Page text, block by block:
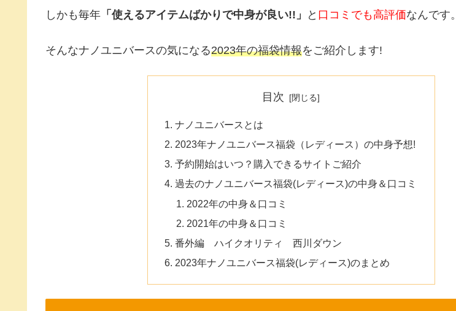
しかも毎年 「使えるアイテムばかりで中身が良い!!」 と 口コミでも高評価なんです。
そんなナノユニバースの気になる2023年の福袋情報をご紹介します!
目次
ナノユニバースとは
2023年ナノユニバース福袋（レディース）の中身予想!
予約開始はいつ？購入できるサイトご紹介
過去のナノユニバース福袋(レディース)の中身＆口コミ
2022年の中身＆口コミ
2021年の中身＆口コミ
番外編 ハイクオリティ 西川ダウン
2023年ナノユニバース福袋(レディース)のまとめ